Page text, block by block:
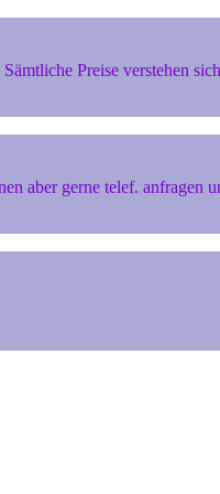
Preise verstehen
aber gerne telef. anfragen